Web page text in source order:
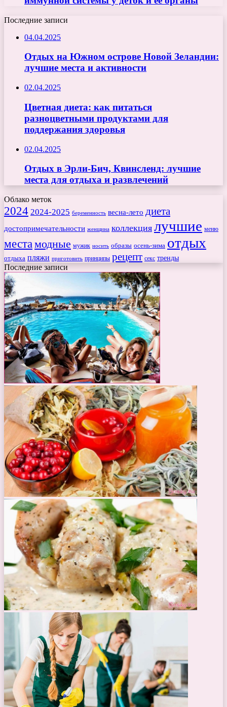
Последние записи
04.04.2025
Отдых на Южном острове Новой Зеландии:
лучшие места и активности
02.04.2025
Цветная диета: как питаться
разноцветными продуктами для
поддержания здоровья
02.04.2025
Отдых в Эрли-Бич, Квинсленд: лучшие
места для отдыха и развлечений
Облако меток
2024 2024-2025 беременность весна-лето диета
достопримечательности женщина коллекция лучшие меню
места модные мужик носить образы осень-зима отдых
отдыха пляжи приготовить принципы рецепт секс тренды
Последние записи